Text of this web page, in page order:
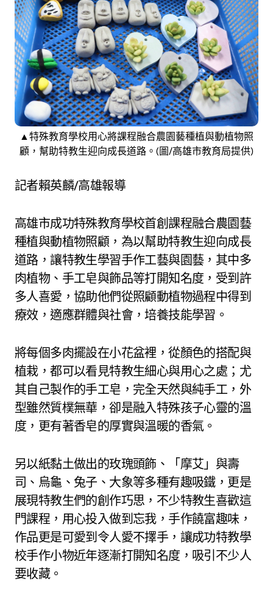
▲特殊教育學校用心將課程融合農園藝種植與動植物照
顧，幫助特教生迎向成長道路。(圖/高雄市教育局提供)
記者賴英麟/高雄報導
高雄市成功特殊教育學校首創課程融合農園藝
種植與動植物照顧，為以幫助特教生迎向成長
道路，讓特教生學習手作工藝與園藝，其中多
肉植物、手工皂與飾品等打開知名度，受到許
多人喜愛，協助他們從照顧動植物過程中得到
療效，適應群體與社會，培養技能學習。
將每個多肉擺設在小花盆裡，從顏色的搭配與
植栽，都可以看見特教生細心與用心之處；尤
其自己製作的手工皂，完全天然與純手工，外
型雖然質樸無華，卻是融入特殊孩子心靈的溫
度，更有著香皂的厚實與溫暖的香氣。
另以紙黏土做出的玫瑰頭飾、「摩艾」與壽
司、烏龜、兔子、大象等多種有趣吸鐵，更是
展現特教生們的創作巧思，不少特教生喜歡這
門課程，用心投入做到忘我，手作饒富趣味，
作品更是可愛到令人愛不擇手，讓成功特教學
校手作小物近年逐漸打開知名度，吸引不少人
要收藏。